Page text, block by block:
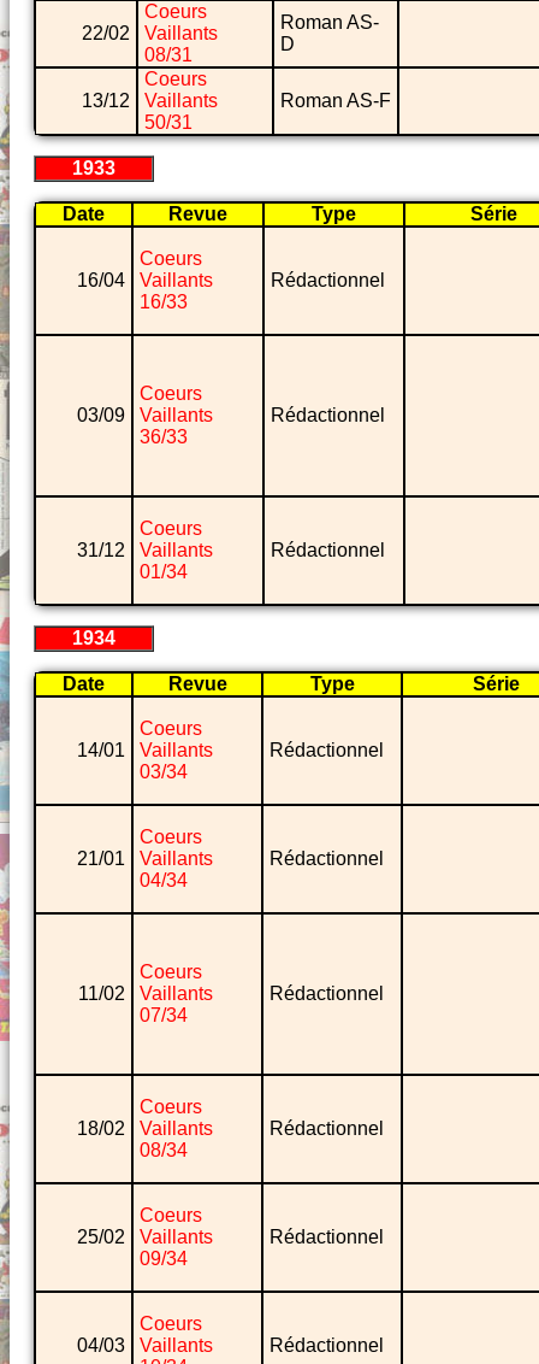
22/02
Coeurs
Vaillants
08/31
Roman AS-
D
13/12
Coeurs
Vaillants
50/31
Roman AS-F
1933
Date Revue Type Série
16/04
Coeurs
Vaillants
16/33
Rédactionnel
03/09
Coeurs
Vaillants
36/33
Rédactionnel
31/12
Coeurs
Vaillants
01/34
Rédactionnel
1934
Date Revue Type Série
14/01
Coeurs
Vaillants
03/34
Rédactionnel
21/01
Coeurs
Vaillants
04/34
Rédactionnel
11/02
Coeurs
Vaillants
07/34
Rédactionnel
18/02
Coeurs
Vaillants
08/34
Rédactionnel
25/02
Coeurs
Vaillants
09/34
Rédactionnel
04/03
Coeurs
Vaillants
Rédactionnel